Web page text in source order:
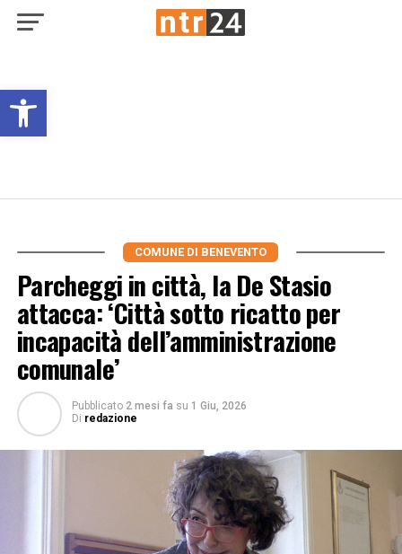
Open toolbar
COMUNE DI BENEVENTO
Parcheggi in città, la De Stasio
attacca: ‘Città sotto ricatto per
incapacità dell’amministrazione
comunale’
Pubblicato 2 mesi fa su 1 Giu, 2026
Di redazione